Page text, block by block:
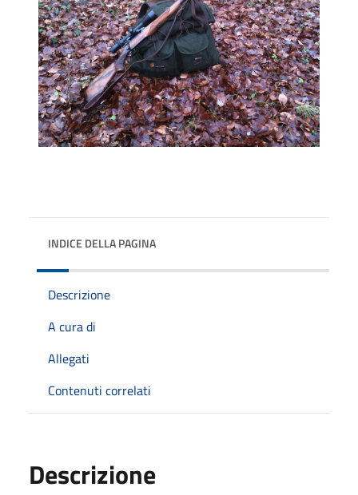
INDICE DELLA PAGINA
Descrizione
A cura di
Allegati
Contenuti correlati
Descrizione